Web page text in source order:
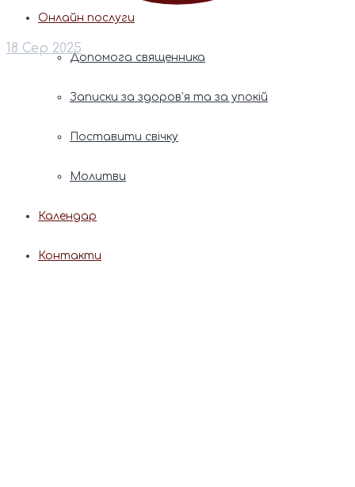
Онлайн послуги
Допомога священника
Записки за здоров’я та за упокій
Поставити свічку
Молитви
Календар
Контакти
18 Сер 2025